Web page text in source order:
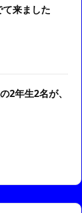
来ました
2年生2名が、